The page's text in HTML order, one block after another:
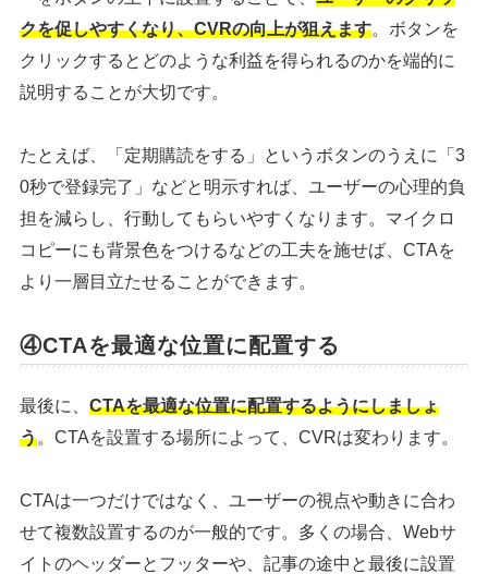
クを促しやすくなり、CVRの向上が狙えます。ボタンを
クリックするとどのような利益を得られるのかを端的に
説明することが大切です。
たとえば、「定期購読をする」というボタンのうえに「3
0秒で登録完了」などと明示すれば、ユーザーの心理的負
担を減らし、行動してもらいやすくなります。マイクロ
コピーにも背景色をつけるなどの工夫を施せば、CTAを
より一層目立たせることができます。
④CTAを最適な位置に配置する
最後に、 CTAを最適な位置に配置するようにしましょ
う。CTAを設置する場所によって、CVRは変わります。
CTAは一つだけではなく、ユーザーの視点や動きに合わ
せて複数設置するのが一般的です。多くの場合、Webサ
イトのヘッダーとフッターや、記事の途中と最後に設置